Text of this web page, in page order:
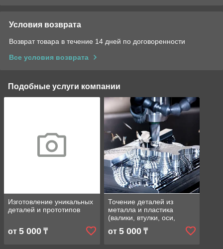
Условия возврата
Возврат товара в течение 14 дней по договоренности
Все условия возврата
Подобные услуги компании
Изготовление уникальных
деталей и прототипов
от 5 000 ₸
Точение деталей из
металла и пластика
(валики, втулки, оси,
от 5 000₸